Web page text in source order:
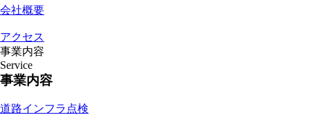
会社概要
アクセス
事業内容
Service
事業内容
道路インフラ点検